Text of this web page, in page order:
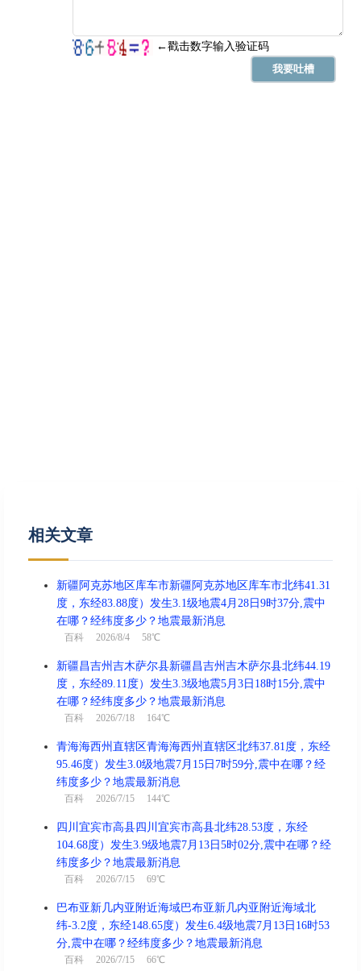
相关文章
新疆阿克苏地区库车市新疆阿克苏地区库车市北纬41.31
度，东经83.88度）发生3.1级地震4月28日9时37分,震中
在哪？经纬度多少？地震最新消息
百科 2026/8/4 58℃
新疆昌吉州吉木萨尔县新疆昌吉州吉木萨尔县北纬44.19
度，东经89.11度）发生3.3级地震5月3日18时15分,震中
在哪？经纬度多少？地震最新消息
百科 2026/7/18 164℃
青海海西州直辖区青海海西州直辖区北纬37.81度，东经
95.46度）发生3.0级地震7月15日7时59分,震中在哪？经
纬度多少？地震最新消息
百科 2026/7/15 144℃
四川宜宾市高县四川宜宾市高县北纬28.53度，东经
104.68度）发生3.9级地震7月13日5时02分,震中在哪？经
纬度多少？地震最新消息
百科 2026/7/15 69℃
巴布亚新几内亚附近海域巴布亚新几内亚附近海域北
纬-3.2度，东经148.65度）发生6.4级地震7月13日16时53
分,震中在哪？经纬度多少？地震最新消息
百科 2026/7/15 66℃